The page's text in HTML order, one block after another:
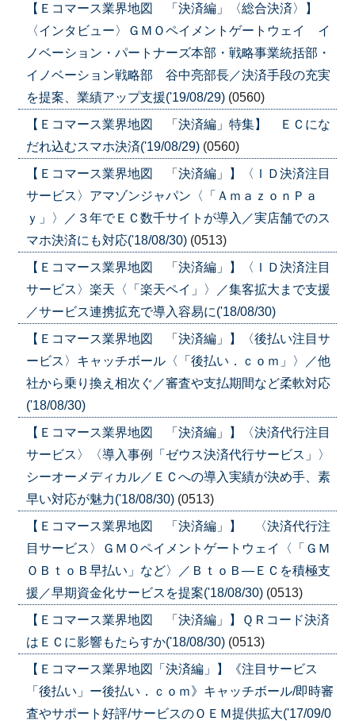
【Ｅコマース業界地図 「決済編」〈総合決済〉】
〈インタビュー〉ＧＭＯペイメントゲートウェイ イ
ノベーション・パートナーズ本部・戦略事業統括部・
イノベーション戦略部 谷中亮部長／決済手段の充実
を提案、業績アップ支援('19/08/29) (0560)
【Ｅコマース業界地図 「決済編」特集】 ＥＣにな
だれ込むスマホ決済('19/08/29) (0560)
【Ｅコマース業界地図 「決済編」】〈ＩＤ決済注目
サービス〉アマゾンジャパン〈「ＡｍａｚｏｎＰａ
ｙ」〉／３年でＥＣ数千サイトが導入／実店舗でのス
マホ決済にも対応('18/08/30) (0513)
【Ｅコマース業界地図 「決済編」】〈ＩＤ決済注目
サービス〉楽天〈「楽天ペイ」〉／集客拡大まで支援
／サービス連携拡充で導入容易に('18/08/30)
【Ｅコマース業界地図 「決済編」】〈後払い注目サ
ービス〉キャッチボール〈「後払い．ｃｏｍ」〉／他
社から乗り換え相次ぐ／審査や支払期間など柔軟対応
('18/08/30)
【Ｅコマース業界地図 「決済編」】〈決済代行注目
サービス〉〈導入事例「ゼウス決済代行サービス」〉
シーオーメディカル／ＥＣへの導入実績が決め手、素
早い対応が魅力('18/08/30) (0513)
【Ｅコマース業界地図 「決済編」】 〈決済代行注
目サービス〉ＧＭＯペイメントゲートウェイ〈「ＧＭ
ＯＢｔｏＢ早払い」など〉／ＢｔｏＢ―ＥＣを積極支
援／早期資金化サービスを提案('18/08/30) (0513)
【Ｅコマース業界地図 「決済編」】ＱＲコード決済
はＥＣに影響もたらすか('18/08/30) (0513)
【Ｅコマース業界地図「決済編」】《注目サービス
「後払い」ー後払い．ｃｏｍ》キャッチボール/即時審
査やサポート好評/サービスのＯＥＭ提供拡大('17/09/0